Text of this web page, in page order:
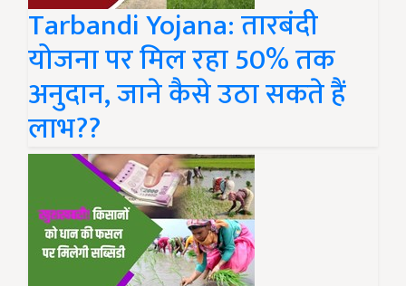
Tarbandi Yojana: तारबंदी
योजना पर मिल रहा 50% तक
अनुदान, जाने कैसे उठा सकते हैं
लाभ??